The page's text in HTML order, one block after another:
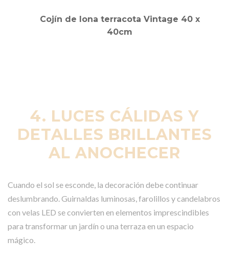
Cojín de lona terracota Vintage 40 x
40cm
4. LUCES CÁLIDAS Y
DETALLES BRILLANTES
AL ANOCHECER
Cuando el sol se esconde, la decoración debe continuar
deslumbrando. Guirnaldas luminosas, farolillos y candelabros
con velas LED se convierten en elementos imprescindibles
para transformar un jardín o una terraza en un espacio
mágico.